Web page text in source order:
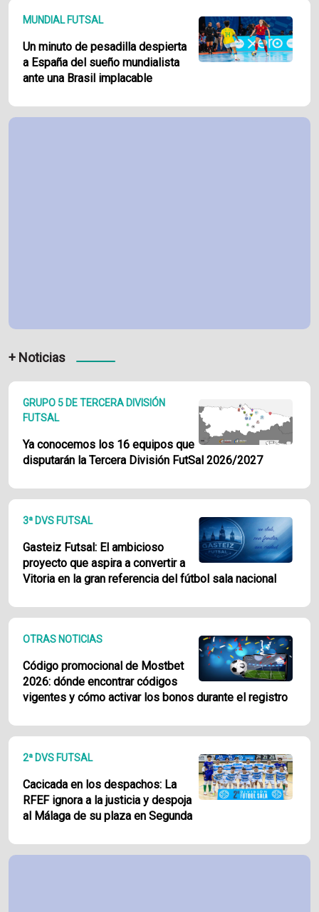
MUNDIAL FUTSAL
Un minuto de pesadilla despierta
a España del sueño mundialista
ante una Brasil implacable
+ Noticias
GRUPO 5 DE TERCERA DIVISIÓN
FUTSAL
Ya conocemos los 16 equipos que
disputarán la Tercera División FutSal 2026/2027
3ª DVS FUTSAL
Gasteiz Futsal: El ambicioso
proyecto que aspira a convertir a
Vitoria en la gran referencia del fútbol sala nacional
OTRAS NOTICIAS
Código promocional de Mostbet
2026: dónde encontrar códigos
vigentes y cómo activar los bonos durante el registro
2ª DVS FUTSAL
Cacicada en los despachos: La
RFEF ignora a la justicia y despoja
al Málaga de su plaza en Segunda